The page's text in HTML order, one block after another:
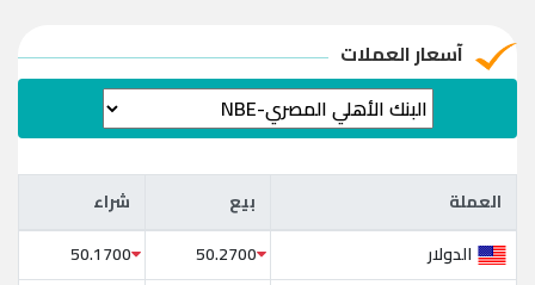
آسعار العملات
العملة بيع شراء العملة بيع
شراء
الدولار
50.2700
50.1700